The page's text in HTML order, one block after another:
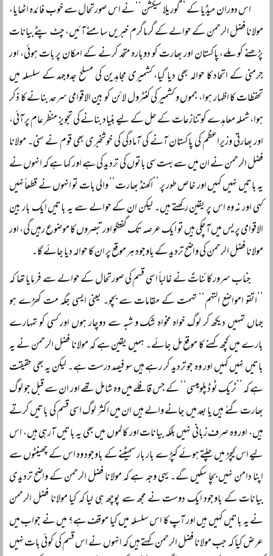
اس دوران میڈیا کے ’’گوریلا سیکشن‘‘ نے اس صورتحال سے خوب فائدہ اٹھایا،
مولانا فضل الرحمن کے حوالے کے گرماگرم خبریں سامنے آئیں، چٹ پٹے بیانات
پڑھنے کو ملے، پاکستان اور بھارت کو دوبارہ متحد کرنے کے امکان پر بات ہوئی، اور
جرمنی کے اتحاد کا حوالہ بھی دیا گیا، کشمیری مجاہدین کی مسلح جدوجہد کے سلسلہ میں
تحفظات کا اظہار ہوا، جموں و کشمیر کی کنٹرول لائن کو بین الاقوامی سرحد بنانے کا ذکر
ہوا، شملہ معاہدے کو تنازعات کے حل کے لیے بنیاد بنانے کی تجویز منظر عام پر آئی،
اور بھارتی وزیراعظم کی پاکستان آنے کی آمادگی کی خوشخبری بھی قوم نے سنی۔ مولانا
فضل الرحمن نے ان میں سے بہت سی باتوں کی تردید کی ہے اور کہا ہے کہ انہوں نے
یہ باتیں نہیں کہیں اور خاص طور پر ’’اکھنڈ بھارت‘‘ والی بات تو انہوں نے قطعاً نہیں
کہی اور نہ وہ اس پر یقین رکھتے ہیں۔ لیکن ان کے حوالے سے یہ باتیں ایک بار بین
الاقوامی پریس میں آچکی ہیں تو ایک عرصہ تک گفتگو اور تبصروں کا موضوع رہیں گی، اور
مولانا فضل الرحمن کی واضح تردید کے باوجود ہر موقع پر ان کا حوالہ دیا جائے گا۔
جناب سرور کائناتؐ نے غالباً اسی قسم کی صورتحال کے حوالے سے فرمایا تھا کہ
’’اتقو امواضع التہم‘‘ تہمت کے مقامات سے بچو۔ یعنی ایسی جگہ مت کھڑے ہو
جہاں تمہیں دیکھ کر لوگ خواہ مخواہ شک و شبہ سے دوچار ہوں اور کسی کو تمہارے
بارے میں کچھ کہنے کا موقع مل جائے۔ ہمیں یقین ہے کہ مولانا فضل الرحمن نے یہ
باتیں نہیں کہیں اور وہ جو تردید کر رہے ہیں سو فیصد درست ہے۔ لیکن یہ بھی حقیقت
ہے کہ ’’ٹریک ٹو ڈپلومیسی‘‘ کے جس قافلے میں وہ شامل تھے اور ان سے قبل جو لوگ
بھارت گئے ہیں یا بعد میں جانے والے ہیں ان میں اکثر لوگ اسی قسم کی باتیں کرتے
ہیں، اور وہ صرف زبانی نہیں بلکہ بیانات اور کالموں میں بھی یہ باتیں آرہی ہیں، اس
لیے اس کیچڑ میں چلتے ہوئے کپڑے بار بار سمیٹنے کے باوجود وہ اس کے چھینٹوں سے
اپنا دامن نہیں بچا سکیں گے۔ یہی وجہ ہے کہ مولانا فضل الرحمن کے واضح تردیدی
بیانات کے باوجود ایک دوست نے مجھ سے پوچھ ہی لیا کہ کیا مولانا فضل الرحمن
نے یہ باتیں کہیں ہیں اور آپ کا اس سلسلہ میں کیا موقف ہے؟ میں نے جواب میں
عرض کیا کہ جب مولانا فضل الرحمن کہتے ہیں کہ انہوں نے اس قسم کی کوئی بات نہیں